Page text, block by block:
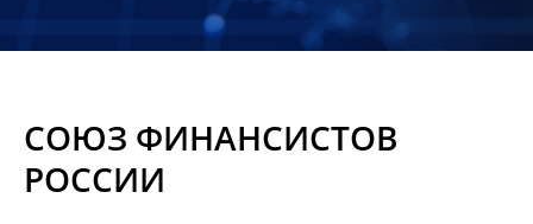
Материалы
СОЮЗ ФИНАНСИСТОВ
РОССИИ